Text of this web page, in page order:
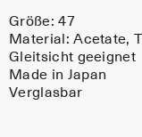
Größe: 47
Material:Acetate,
Gleitsicht geeignet
Made in Japan
Verglasbar